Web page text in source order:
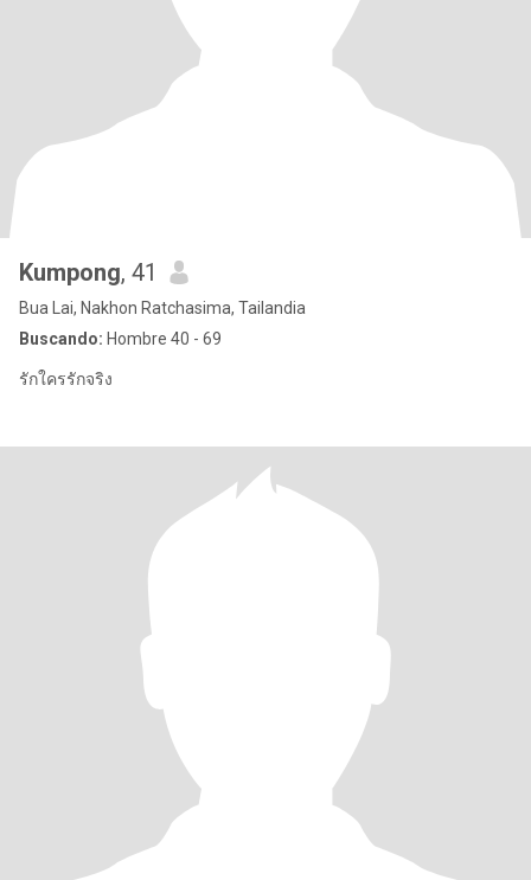
Kumpong​, 41
Bua Lai, Nakhon Ratchasima, Tailandia
Buscando: Hombre 40 - 69
รักใครรักจริง